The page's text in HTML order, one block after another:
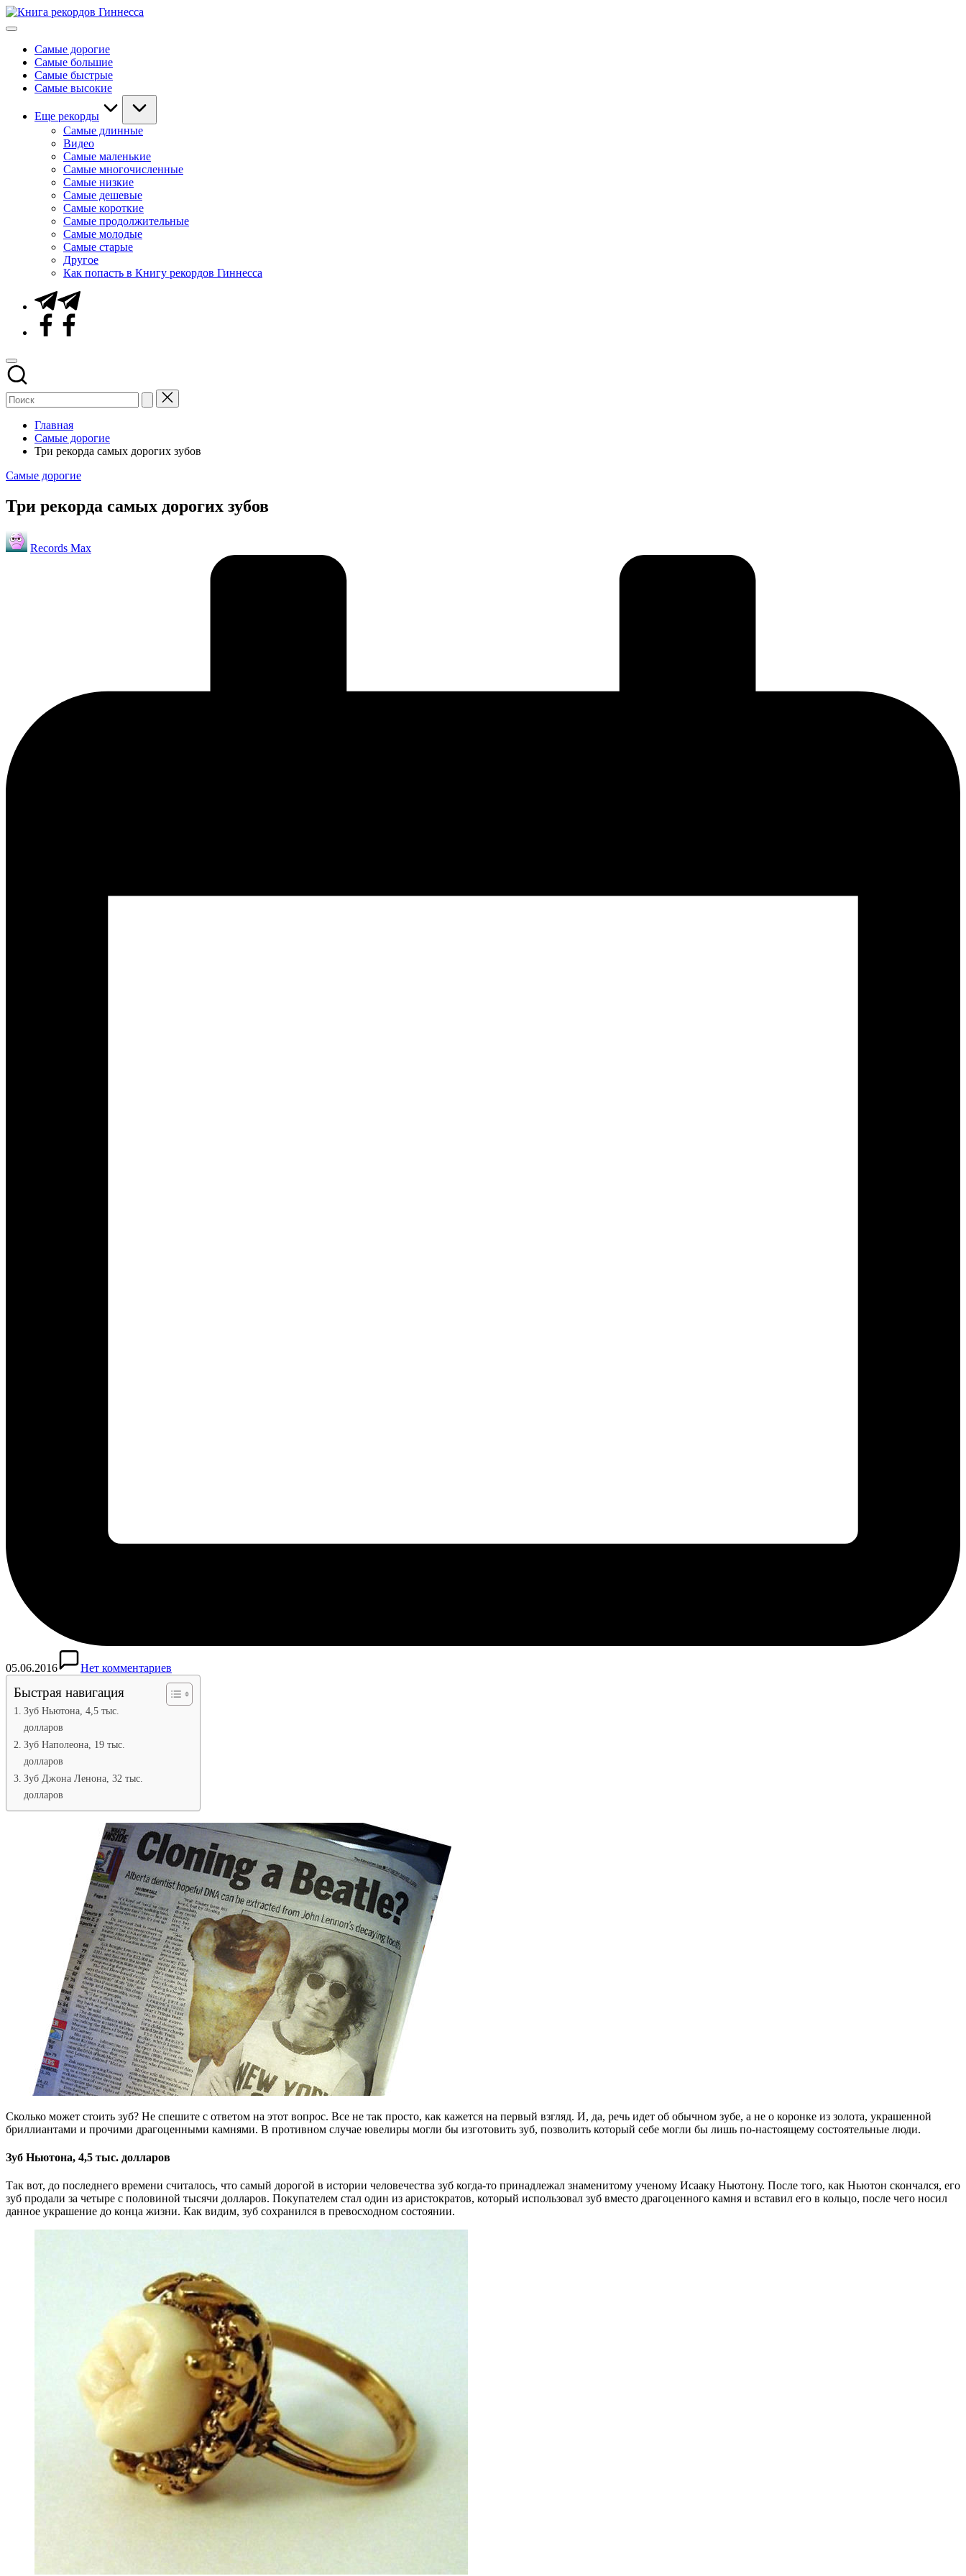
Перейти
к
Мировые
ГиннессаСамые дорогие
Самые большие
Самые быстрые
Самые высокие
Еще рекорды
Самые длинные
Видео
Самые маленькие
Самые многочисленные
Самые низкие
Самые дешевые
Самые короткие
Самые продолжительные
Самые молодые
Самые старые
Другое
Как попасть в Книгу рекордов Гиннесса
Telegram
Facebook
Главная
Самые дорогие
Три рекорда самых дорогих зубов
Опубликовано
Самые дорогие
Три рекорда самых дорогих зубов
Запись
от
Records Max
05.06.2016 Нет комментариев
Быстрая навигация
Зуб Ньютона, 4,5 тыс.
долларов
Зуб Наполеона, 19 тыс.
долларов
Зуб Джона Ленона, 32 тыс.
долларов
Сколько может стоить зуб? Не спешите с ответом на этот вопрос. Все не так просто, как кажется на первый взгляд. И, да, речь идет об обычном зубе, а не о коронке из золота, украшенной
бриллиантами и прочими драгоценными камнями. В противном случае ювелиры могли бы изготовить зуб, позволить который себе могли бы лишь по-настоящему состоятельные люди.
Зуб Ньютона, 4,5 тыс. долларов
Так вот, до последнего времени считалось, что самый дорогой в истории человечества зуб когда-то принадлежал знаменитому ученому Исааку Ньютону. После того, как Ньютон скончался, его
зуб продали за четыре с половиной тысячи долларов. Покупателем стал один из аристократов, который использовал зуб вместо драгоценного камня и вставил его в кольцо, после чего носил
данное украшение до конца жизни. Как видим, зуб сохранился в превосходном состоянии.